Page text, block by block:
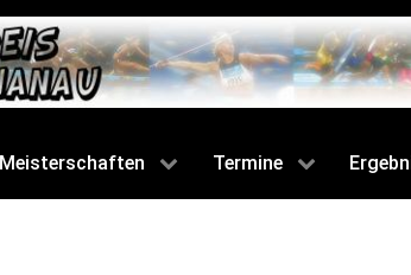
Meisterschaften Termine